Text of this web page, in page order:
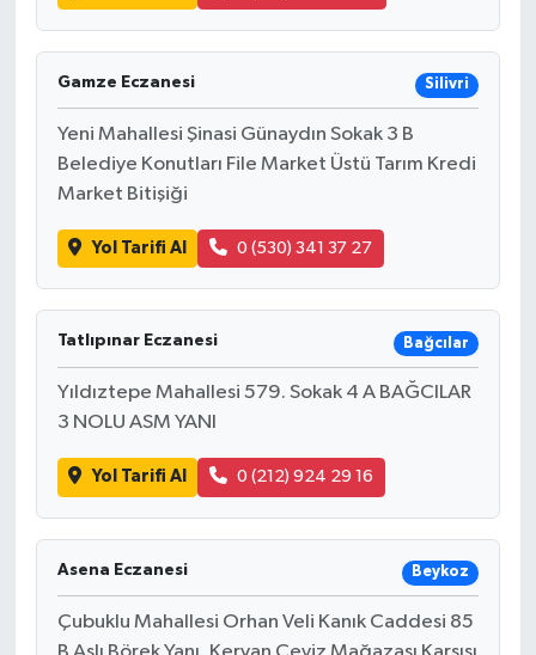
Gamze Eczanesi Silivri
Yeni Mahallesi Şinasi Günaydın Sokak 3 B
Belediye Konutları File Market Üstü Tarım Kredi
Market Bitişiği
Yol Tarifi Al 0 (530) 341 37 27
Tatlıpınar Eczanesi Bağcılar
Yıldıztepe Mahallesi 579. Sokak 4 A BAĞCILAR
3 NOLU ASM YANI
Yol Tarifi Al 0 (212) 924 29 16
Asena Eczanesi Beykoz
Çubuklu Mahallesi Orhan Veli Kanık Caddesi 85